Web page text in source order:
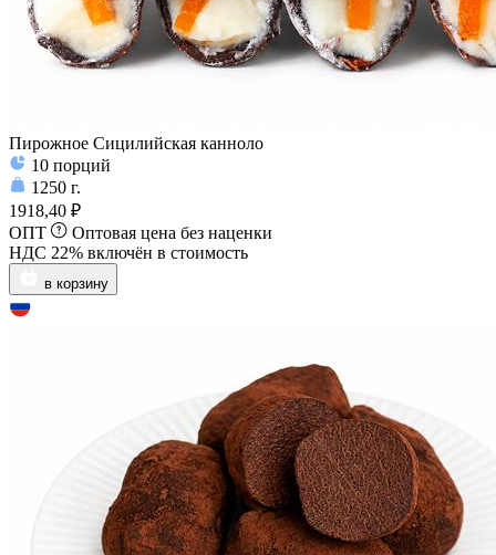
Пирожное Сицилийская канноло
10 порций
1250 г.
1918,40 ₽
ОПТ
Оптовая цена без наценки
НДС 22% включён в стоимость
в корзину